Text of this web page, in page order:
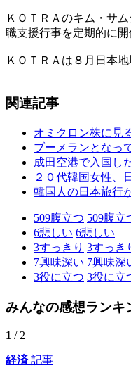
ＫＯＴＲＡのキム・サ
職支援行事を定期的に
ＫＯＴＲＡは８月日本
関連記事
オミクロン株に見
ブーメランとなっ
成田空港で入国し
２０代韓国女性、
韓国人の日本旅行
509腹立つ 509腹立
6悲しい 6悲しい
3すっきり 3すっき
7興味深い 7興味深
3役に立つ 3役に立
みんなの感想ランキ
1 / 2
経済記事